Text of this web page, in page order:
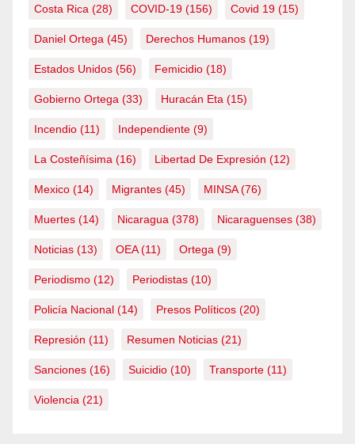
Costa Rica (28) COVID-19 (156) Covid 19 (15)
Daniel Ortega (45) Derechos Humanos (19)
Estados Unidos (56) Femicidio (18)
Gobierno Ortega (33) Huracán Eta (15)
Incendio (11) Independiente (9)
La Costeñísima (16) Libertad De Expresión (12)
Mexico (14) Migrantes (45) MINSA(76)
Muertes (14) Nicaragua (378) Nicaraguenses (38)
Noticias (13) OEA(11) Ortega (9)
Periodismo (12) Periodistas (10)
Policía Nacional (14) Presos Políticos (20)
Represión (11) Resumen Noticias (21)
Sanciones (16) Suicidio (10) Transporte (11)
Violencia (21)